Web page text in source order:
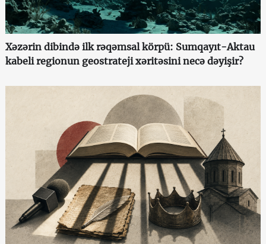
Xəzərin dibində ilk rəqəmsal körpü: Sumqayıt-Aktau
kabeli regionun geostrateji xəritəsini necə dəyişir?